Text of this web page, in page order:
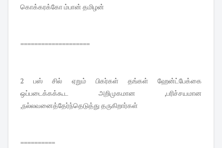
கொக்கரக்கோ ம்பான் தமிழன்
====================
2 பஸ் சில் ஏறும் பிகர்கள் தங்கள் ஹேன்ட்பேக்கை
ஒப்படைக்கக்கூட அறிமுகமான ,பரிச்சயமான
,நல்லவனைத்தேர்ந்தெடுத்து தருகிறார்கள்
==========